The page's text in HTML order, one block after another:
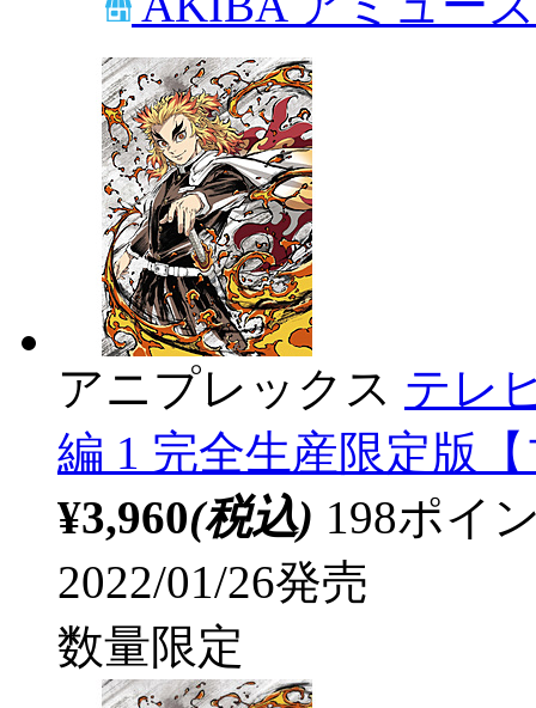
アニプレックス テレ
編 1 完全生産限定版
¥3,960(税込) 198ポイ
2022/01/26発売
数量限定